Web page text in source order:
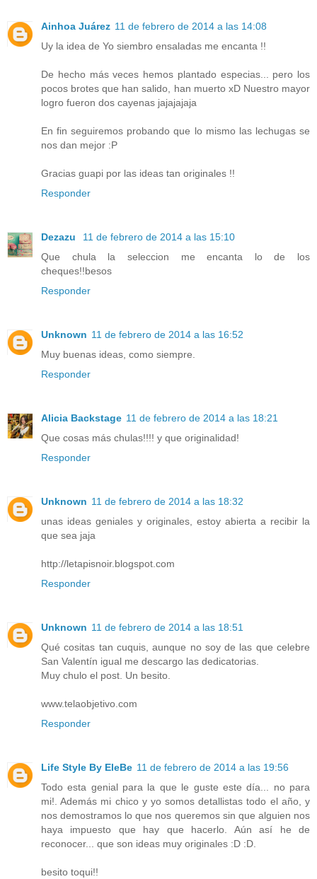
Ainhoa Juárez 11 de febrero de 2014 a las 14:08
Uy la idea de Yo siembro ensaladas me encanta !!
De hecho más veces hemos plantado especias... pero los
pocos brotes que han salido, han muerto xD Nuestro mayor
logro fueron dos cayenas jajajajaja
En fin seguiremos probando que lo mismo las lechugas se
nos dan mejor :P
Gracias guapi por las ideas tan originales !!
Responder
Dezazu
11 de febrero de 2014 a las 15:10
Que chula la seleccion me encanta lo de los
cheques!!besos
Responder
Unknown 11 de febrero de 2014 a las 16:52
Muy buenas ideas, como siempre.
Responder
Alicia Backstage 11 de febrero de 2014 a las 18:21
Que cosas más chulas!!!! y que originalidad!
Responder
Unknown 11 de febrero de 2014 a las 18:32
unas ideas geniales y originales, estoy abierta a recibir la
que sea jaja
http://letapisnoir.blogspot.com
Responder
Unknown 11 de febrero de 2014 a las 18:51
Qué cositas tan cuquis, aunque no soy de las que celebre
San Valentín igual me descargo las dedicatorias.
Muy chulo el post. Un besito.
www.telaobjetivo.com
Responder
Life Style By EleBe 11 de febrero de 2014 a las 19:56
Todo esta genial para la que le guste este día... no para
mi!. Además mi chico y yo somos detallistas todo el año, y
nos demostramos lo que nos queremos sin que alguien nos
haya impuesto que hay que hacerlo. Aún así he de
reconocer... que son ideas muy originales :D :D.
besito toqui!!